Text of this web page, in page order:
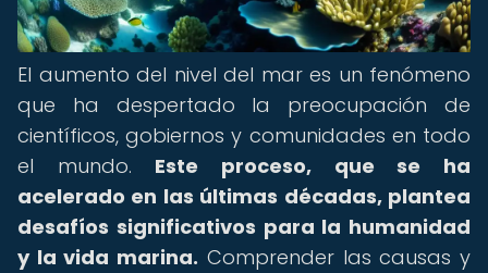
El aumento del nivel del mar es un fenómeno
que ha despertado la preocupación de
científicos, gobiernos y comunidades en todo
el mundo. Este proceso, que se ha
acelerado en las últimas décadas, plantea
desafíos significativos para la humanidad
y la vida marina. Comprender las causas y